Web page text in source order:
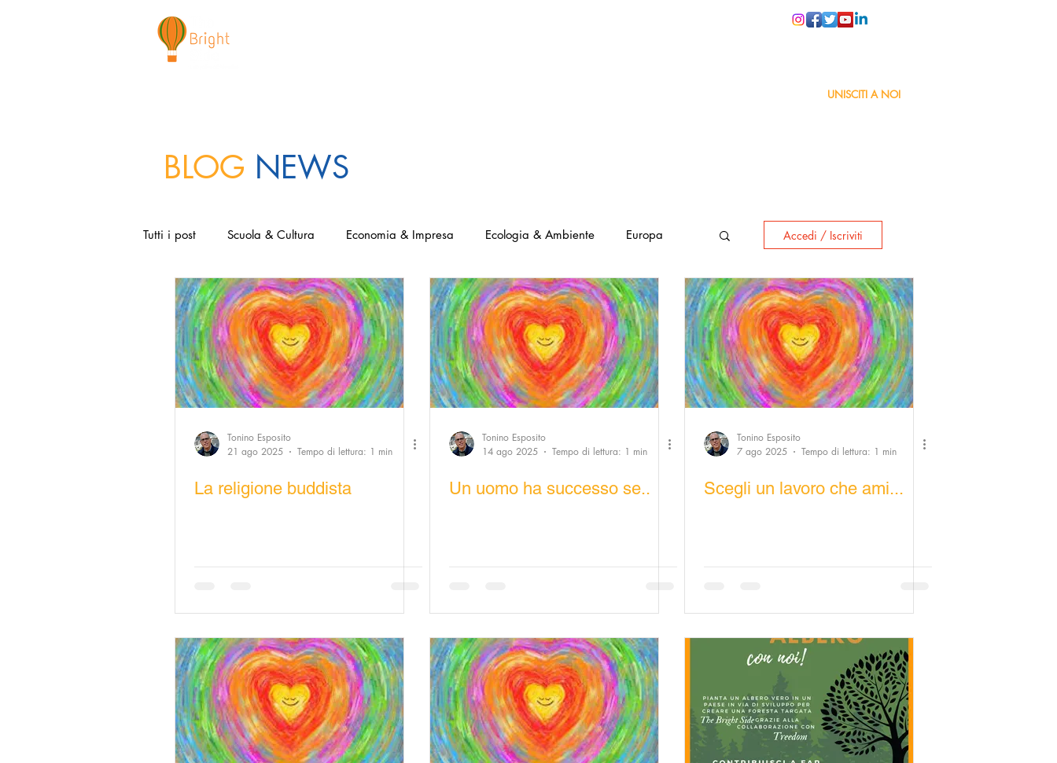
UNISCITI A NOI
BLOG NEWS
Tutti i post Scuola & Cultura Economia & Impresa Ecologia & Ambiente Europa
Sport & Lifestyle Media & Social Canzoni Positive Interviste Positive
Questionari Positività Notizia Illustrata Orgoglio Italiano Salute e Benessere
Pensiero positivo Modello Napoli Video la Buona Notizia Consumatori goodnews
Startup Goodnews Le parole del Bene Comune Inspiration Modello Palermo
Modello Reggio Calabria Modello Bari Donna goodnews
Accedi / Iscriviti
Tonino Esposito
21 ago 2025
Tempo di lettura: 1 min
La religione buddista
Tonino Esposito
14 ago 2025
Tempo di lettura: 1 min
Un uomo ha successo se..
Tonino Esposito
7 ago 2025
Tempo di lettura: 1 min
Scegli un lavoro che ami...